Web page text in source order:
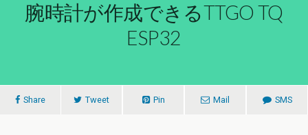
腕時計が作成できるTTGO TQ
ESP32
Share Tweet Pin Mail SMS